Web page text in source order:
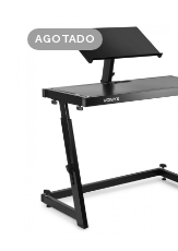
AGOTADO